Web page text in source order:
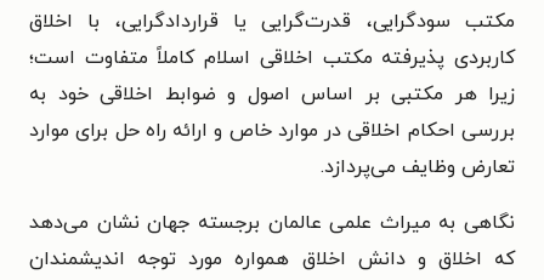
مکتب سودگرایی، قدرت‌گرایی یا قراردادگرایی، با اخلاق
کاربردی پذیرفته مکتب اخلاقی اسلام کاملاً متفاوت است؛
زیرا هر مکتبی بر اساس اصول و ضوابط اخلاقی خود به
بررسی احکام اخلاقی در موارد خاص و ارائه راه حل برای موارد
تعارض وظایف می‌پردازد.
نگاهی به میراث علمی عالمان برجسته جهان نشان می‌دهد
که اخلاق و دانش اخلاق همواره مورد توجه اندیشمندان